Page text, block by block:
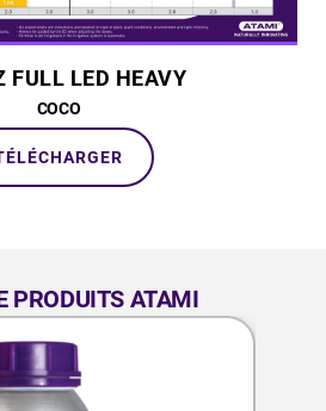
FULL LED HEAVY
COCO
PRODUITS ATAMI